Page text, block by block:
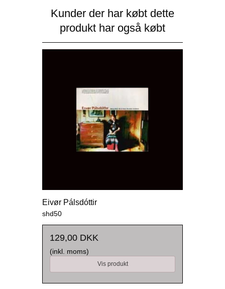
Kunder der har købt dette
produkt har også købt
Eivør Pálsdóttir
shd50
129,00 DKK
(inkl. moms)
Vis produkt